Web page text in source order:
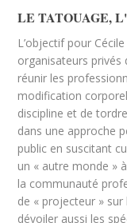
LE TATOUAGE,
L’objectif pour
organisateurs
réunir les
modification
discipline et de
dans une approche
public en suscitant
un « autre monde »
la communauté
de « projecteur »
dévoiler aussi les